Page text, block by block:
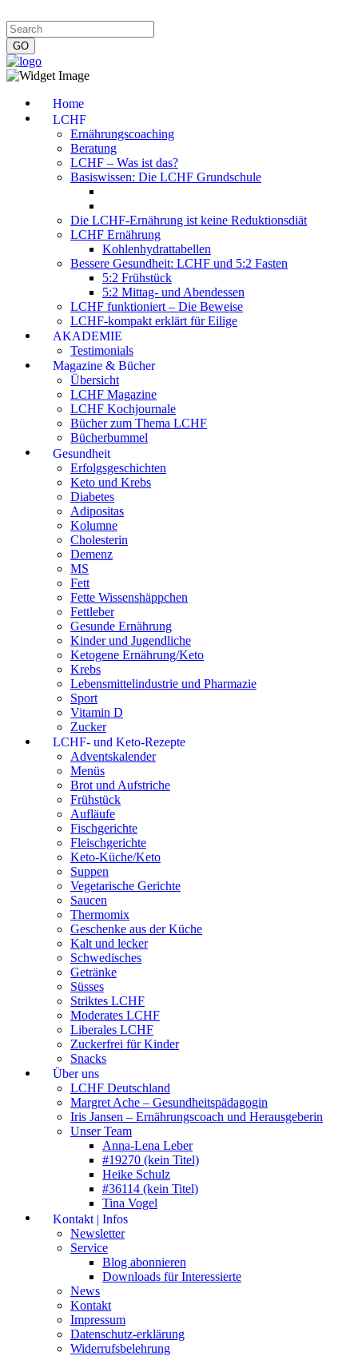
Home
LCHF
Ernährungscoaching
Beratung
LCHF – Was ist das?
Basiswissen: Die LCHF Grundschule
Die LCHF-Ernährung ist keine Reduktionsdiät
LCHF Ernährung
Kohlenhydrattabellen
Bessere Gesundheit: LCHF und 5:2 Fasten
5:2 Frühstück
5:2 Mittag- und Abendessen
LCHF funktioniert – Die Beweise
LCHF-kompakt erklärt für Eilige
AKADEMIE
Testimonials
Magazine & Bücher
Übersicht
LCHF Magazine
LCHF Kochjournale
Bücher zum Thema LCHF
Bücherbummel
Gesundheit
Erfolgsgeschichten
Keto und Krebs
Diabetes
Adipositas
Kolumne
Cholesterin
Demenz
MS
Fett
Fette Wissenshäppchen
Fettleber
Gesunde Ernährung
Kinder und Jugendliche
Ketogene Ernährung/Keto
Krebs
Lebensmittelindustrie und Pharmazie
Sport
Vitamin D
Zucker
LCHF- und Keto-Rezepte
Adventskalender
Menüs
Brot und Aufstriche
Frühstück
Aufläufe
Fischgerichte
Fleischgerichte
Keto-Küche/Keto
Suppen
Vegetarische Gerichte
Saucen
Thermomix
Geschenke aus der Küche
Kalt und lecker
Schwedisches
Getränke
Süsses
Striktes LCHF
Moderates LCHF
Liberales LCHF
Zuckerfrei für Kinder
Snacks
Über uns
LCHF Deutschland
Margret Ache – Gesundheitspädagogin
Iris Jansen – Ernährungscoach und Herausgeberin
Unser Team
Anna-Lena Leber
#19270 (kein Titel)
Heike Schulz
#36114 (kein Titel)
Tina Vogel
Kontakt | Infos
Newsletter
Service
Blog abonnieren
Downloads für Interessierte
News
Kontakt
Impressum
Datenschutz-erklärung
Widerrufsbelehrung